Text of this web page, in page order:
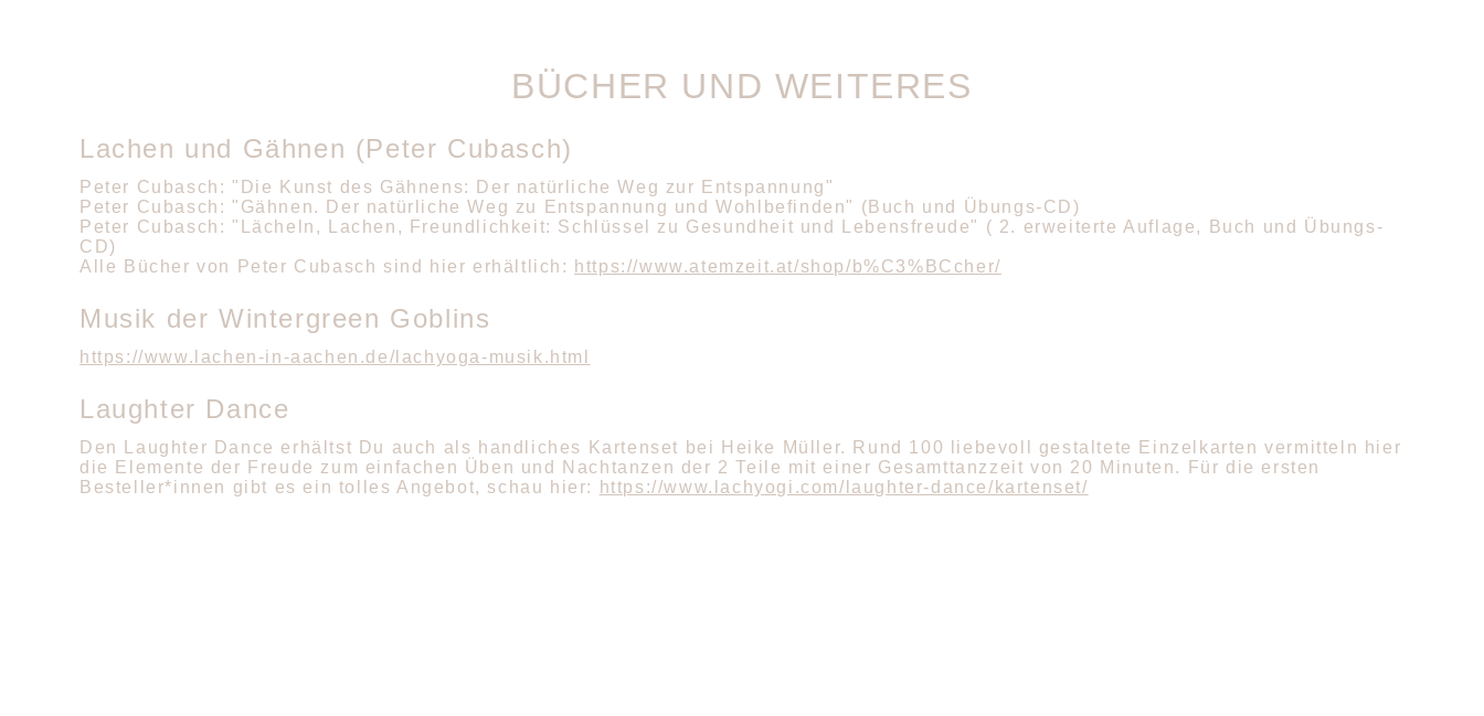
BÜCHER UND WEITERES
Lachen und Gähnen (Peter Cubasch)
Peter Cubasch: "Die Kunst des Gähnens: Der natürliche Weg zur Entspannung"
Peter Cubasch: "Gähnen. Der natürliche Weg zu Entspannung und Wohlbefinden" (Buch und Übungs-CD)
Peter Cubasch: "Lächeln, Lachen, Freundlichkeit: Schlüssel zu Gesundheit und Lebensfreude" ( 2. erweiterte Auflage, Buch und Übungs-
CD)
Alle Bücher von Peter Cubasch sind hier erhältlich:
https://www.atemzeit.at/shop/b%C3%BCcher/
Musik der Wintergreen Goblins
https://www.lachen-in-aachen.de/lachyoga-musik.html
Laughter Dance
Den Laughter Dance erhältst Du auch als handliches Kartenset bei Heike Müller. Rund 100 liebevoll gestaltete Einzelkarten vermitteln hier
die Elemente der Freude zum einfachen Üben und Nachtanzen der 2 Teile mit einer Gesamttanzzeit von 20 Minuten. Für die ersten
Besteller*innen gibt es ein tolles Angebot, schau hier:
https://www.lachyogi.com/laughter-dance/kartenset/